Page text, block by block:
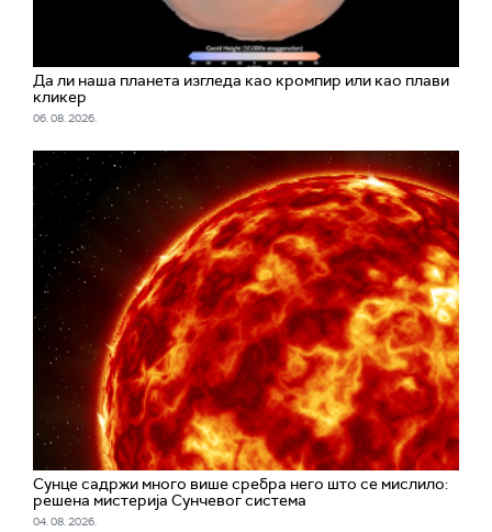
Да ли наша планета изгледа као кромпир или као плави
кликер
06. 08. 2026.
Сунце садржи много више сребра него што се мислило:
решена мистерија Сунчевог система
04. 08. 2026.